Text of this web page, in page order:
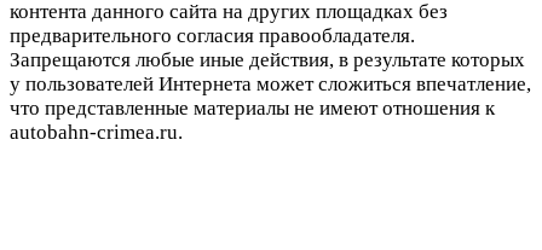
контента данного сайта на других площадках без
предварительного согласия правообладателя.
Запрещаются любые иные действия, в результате которых
у пользователей Интернета может сложиться впечатление,
что представленные материалы не имеют отношения к
autobahn-crimea.ru.